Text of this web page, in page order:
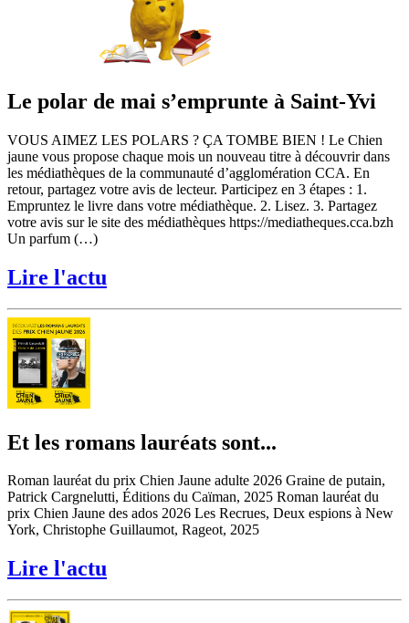
Le polar de mai s’emprunte à Saint-Yvi
VOUS AIMEZ LES POLARS ? ÇA TOMBE BIEN ! Le Chien
jaune vous propose chaque mois un nouveau titre à découvrir dans
les médiathèques de la communauté d’agglomération CCA. En
retour, partagez votre avis de lecteur. Participez en 3 étapes : 1.
Empruntez le livre dans votre médiathèque. 2. Lisez. 3. Partagez
votre avis sur le site des médiathèques https://mediatheques.cca.bzh
Un parfum (…)
Lire l'actu
Et les romans lauréats sont...
Roman lauréat du prix Chien Jaune adulte 2026 Graine de putain,
Patrick Cargnelutti, Éditions du Caïman, 2025 Roman lauréat du
prix Chien Jaune des ados 2026 Les Recrues, Deux espions à New
York, Christophe Guillaumot, Rageot, 2025
Lire l'actu